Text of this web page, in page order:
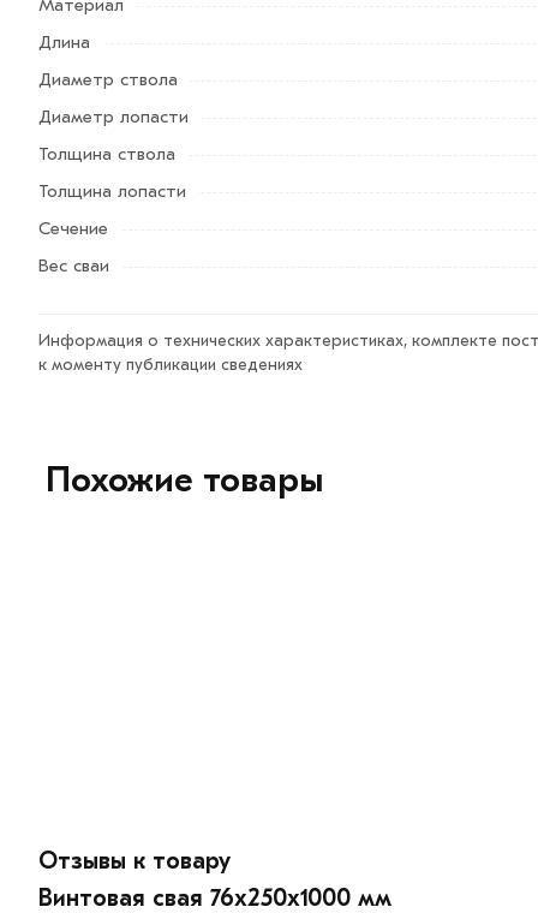
интернет-магазине МЕТАЛЛ-РС действительны в
менеджеры обработают заказ и свяжутся с Вами для
самовывоза.
Данний товар от производителя сертифицирован,
Возврат купленного товарa в течение 7 дней (наличие
Материал
Длина
Диаметр ствола
Диаметр лопасти
Толщина ствола
Толщина лопасти
Сечение
Вес сваи
Информация о технических характеристиках, комплекте
к моменту публикации сведениях
Похожие товары
Отзывы к товару
Винтовая свая 76х250х1000 мм